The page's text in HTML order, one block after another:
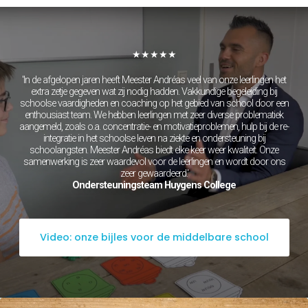
Grieks
Nederlands
Wiskunde
Mbo/hbo
Rekenen
Nederlands
Engels
Taaltoets | Pabo
Rekenen- en
Wiskundetoets | Pabo
HBO 21+ toelating
voorbereiden
Medisch rekenen
Studievaardigheden,
planning & motivatie
Werkgeheugen verbeteren
met Cogmed
★★★★★
'In de afgelopen jaren heeft Meester Andréas veel van onze leerlingen het
extra zetje gegeven wat zij nodig hadden. Vakkundige begeleiding bij
schoolse vaardigheden en coaching op het gebied van school door een
enthousiast team. We hebben leerlingen met zeer diverse problematiek
aangemeld, zoals o.a. concentratie- en motivatieproblemen, hulp bij de re-
integratie in het schoolse leven na ziekte en ondersteuning bij
schoolangsten. Meester Andréas biedt elke keer weer kwaliteit. Onze
samenwerking is zeer waardevol voor de leerlingen en wordt door ons
zeer gewaardeerd.'
Ondersteuningsteam Huygens College
Video: onze bijles voor de middelbare school